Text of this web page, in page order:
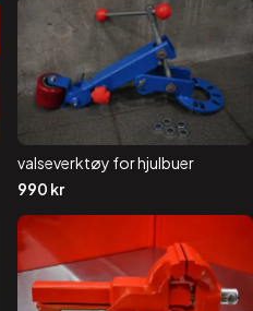
valseverktøy for hjulbuer
990 kr